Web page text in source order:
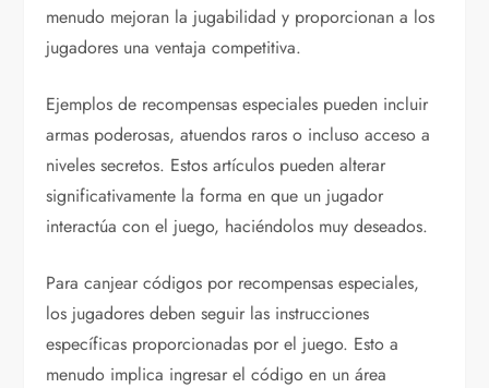
menudo mejoran la jugabilidad y proporcionan a los
jugadores una ventaja competitiva.
Ejemplos de recompensas especiales pueden incluir
armas poderosas, atuendos raros o incluso acceso a
niveles secretos. Estos artículos pueden alterar
significativamente la forma en que un jugador
interactúa con el juego, haciéndolos muy deseados.
Para canjear códigos por recompensas especiales,
los jugadores deben seguir las instrucciones
específicas proporcionadas por el juego. Esto a
menudo implica ingresar el código en un área